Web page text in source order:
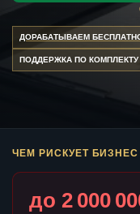
ДОРАБАТЫВАЕМ
ПОДДЕРЖКА ПО КОМПЛЕКТУ
ЧЕМ РИСКУЕТ
до 2 000